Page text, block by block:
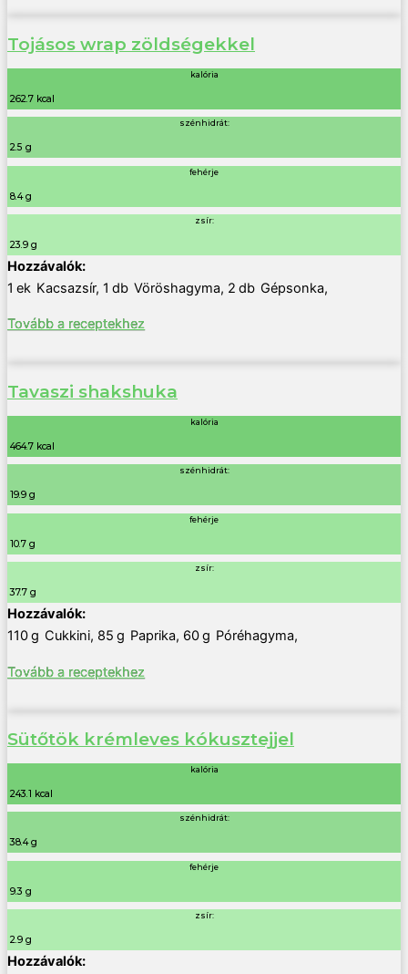
Tojásos wrap zöldségekkel
kalória
262.7 kcal
szénhidrát:
2.5 g
fehérje
8.4 g
zsír:
23.9 g
1 ek Kacsazsír, 1 db Vöröshagyma, 2 db Gépsonka,
Tovább a receptekhez
Tavaszi shakshuka
kalória
464.7 kcal
szénhidrát:
19.9 g
fehérje
10.7 g
zsír:
37.7 g
110g Cukkini, 85 g Paprika, 60g Póréhagyma,
Tovább a receptekhez
Sütőtök krémleves kókusztejjel
kalória
243.1 kcal
szénhidrát:
38.4 g
fehérje
9.3 g
zsír:
2.9 g